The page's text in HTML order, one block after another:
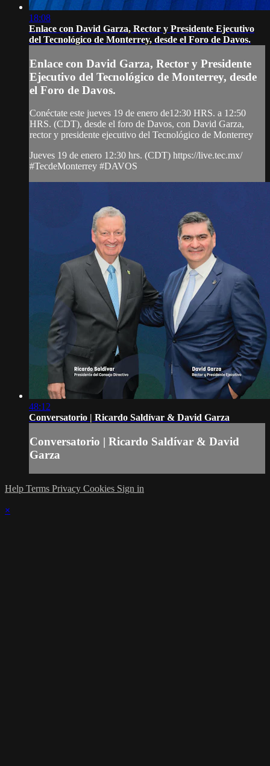
18:08
Enlace con David Garza, Rector y Presidente Ejecutivo
del Tecnológico de Monterrey, desde el Foro de Davos.
Enlace con David Garza, Rector y Presidente
Ejecutivo del Tecnológico de Monterrey, desde
el Foro de Davos.
Conéctate este jueves 19 de enero de12:30 HRS. a 12:50
HRS. (CDT), desde el foro de Davos, con David Garza,
rector y presidente ejecutivo del Tecnológico de Monterrey
Jueves 19 de enero 12:30 hrs. (CDT) https://live.tec.mx/
#TecdeMonterrey #DAVOS
48:12
Conversatorio | Ricardo Saldívar & David Garza
Conversatorio | Ricardo Saldívar & David
Garza
Help Terms Privacy Cookies Sign in
×